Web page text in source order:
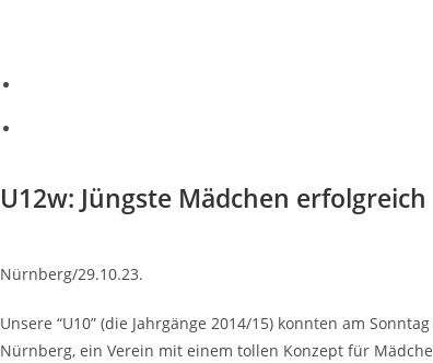
U12w: Jüngs­te Mäd­chen erfolgreich
Nürnberg/29.10.23.
Unse­re “U10” (die Jahr­gän­ge 2014/15) konn­ten am
Nürn­berg, ein Ver­ein mit einem tol­len Kon­zept für